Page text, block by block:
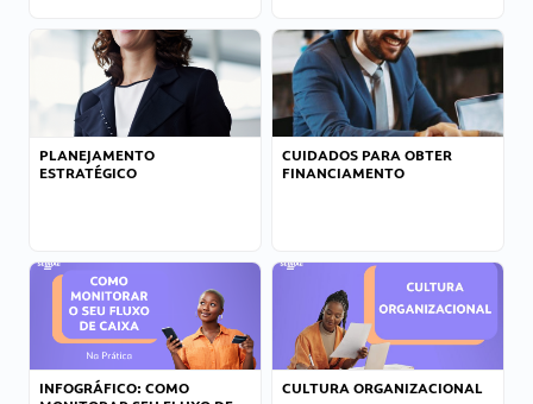
PLANEJAMENTO
ESTRATÉGICO
CUIDADOS PARA OBTER
FINANCIAMENTO
INFOGRÁFICO: COMO
CULTURA ORGANIZACIONAL